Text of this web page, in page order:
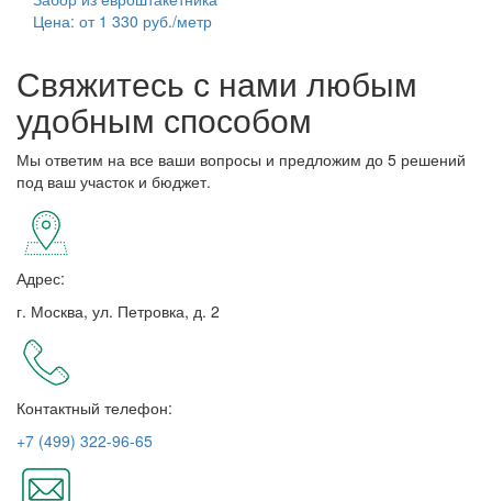
Цена: от 1 330 руб./метр
Свяжитесь с нами любым
удобным способом
Мы ответим на все ваши вопросы и предложим до 5 решений
под ваш участок и бюджет.
Адрес:
г. Москва, ул. Петровка, д. 2
Контактный телефон:
+7 (499) 322-96-65